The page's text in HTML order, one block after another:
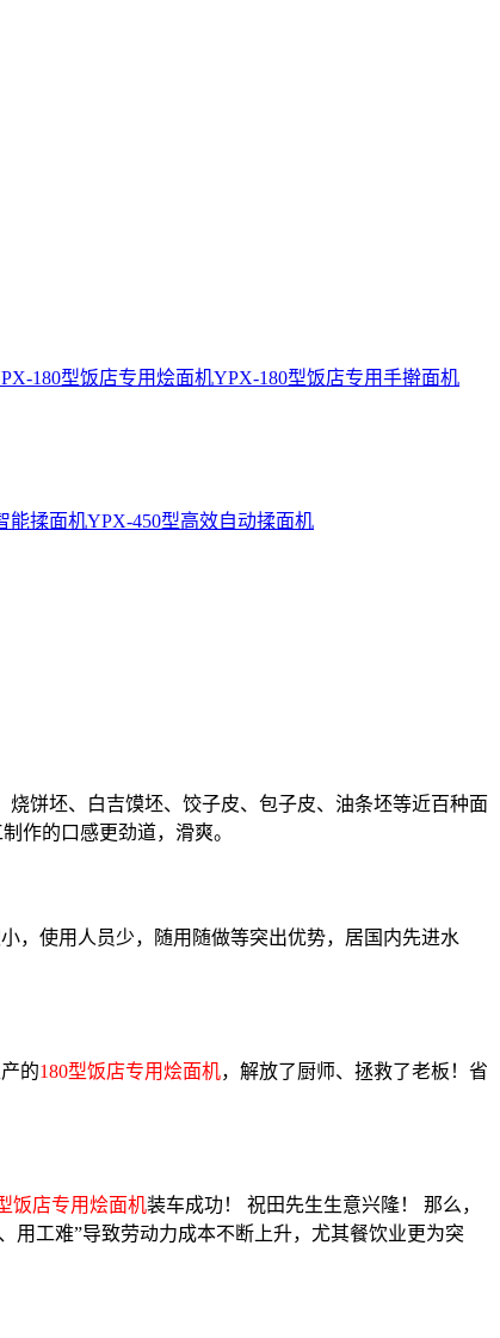
180型饭店专用烩面机YPX-180型饭店专用手擀面机
能揉面机YPX-450型高效自动揉面机
饼坯、白吉馍坯、饺子皮、包子皮、油条坯等近百种面
作的口感更劲道，滑爽。
，使用人员少，随用随做等突出优势，居国内先进水
的180型饭店专用烩面机，解放了厨师、拯救了老板！省
饭店专用烩面机装车成功！ 祝田先生生意兴隆！ 那么，
用工难”导致劳动力成本不断上升，尤其餐饮业更为突